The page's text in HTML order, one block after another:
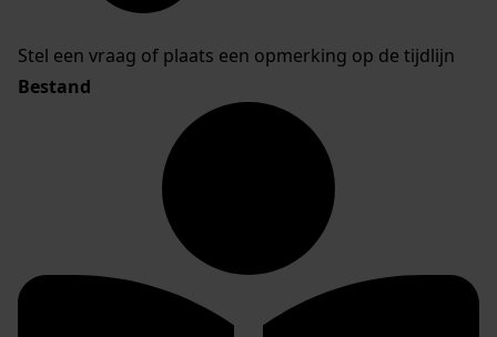
Stel een vraag of plaats een opmerking op de tijdlijn
Bestand